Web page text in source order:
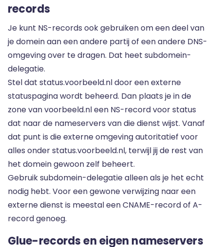
records
Je kunt NS-records ook gebruiken om een deel van
je domein aan een andere partij of een andere DNS-
omgeving over te dragen. Dat heet subdomein-
delegatie.
Stel dat status.voorbeeld.nl door een externe
statuspagina wordt beheerd. Dan plaats je in de
zone van voorbeeld.nl een NS-record voor status
dat naar de nameservers van die dienst wijst. Vanaf
dat punt is die externe omgeving autoritatief voor
alles onder status.voorbeeld.nl, terwijl jij de rest van
het domein gewoon zelf beheert.
Gebruik subdomein-delegatie alleen als je het echt
nodig hebt. Voor een gewone verwijzing naar een
externe dienst is meestal een CNAME-record of A-
record genoeg.
Glue-records en eigen nameservers